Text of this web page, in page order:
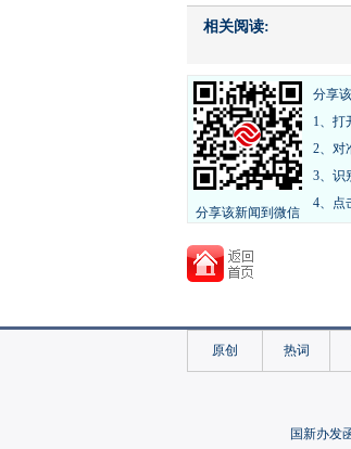
相关阅读:
分享该新闻到微信
分享
1、打
2、对
3、识
4、点
原创 热词
国新办发